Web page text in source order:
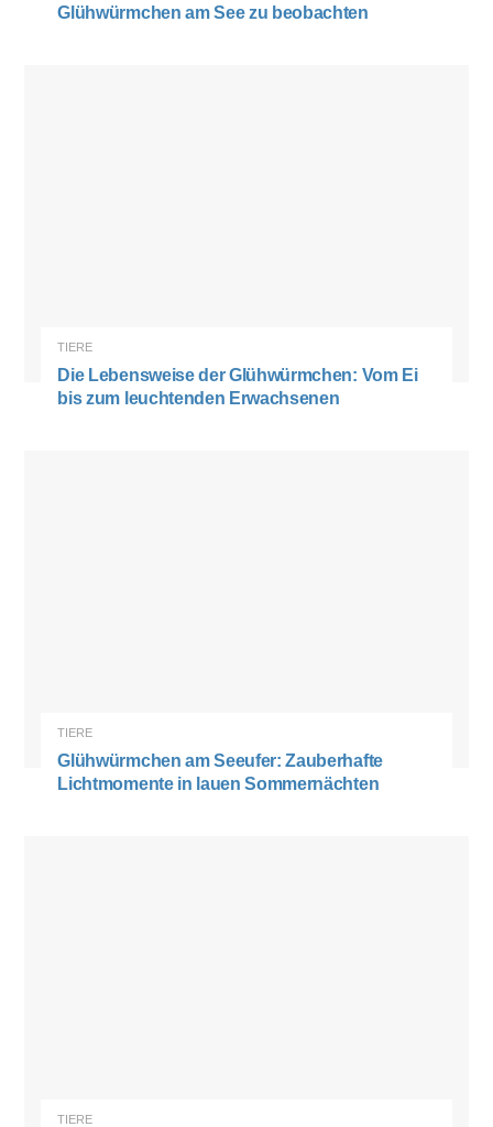
Glühwürmchen am See zu beobachten
TIERE
Die Lebensweise der Glühwürmchen: Vom Ei
bis zum leuchtenden Erwachsenen
TIERE
Glühwürmchen am Seeufer: Zauberhafte
Lichtmomente in lauen Sommernächten
TIERE